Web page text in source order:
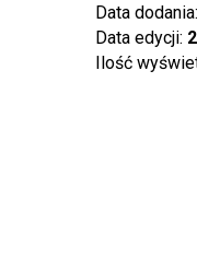
Data dodania:
Data edycji:
Ilość